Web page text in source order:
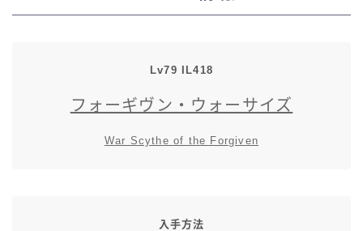
七分丈
極シタデル・ボズヤ追憶戦
Lv79 IL418
フォーギヴン・ウォーサイズ
War Scythe of the Forgiven
入手方法